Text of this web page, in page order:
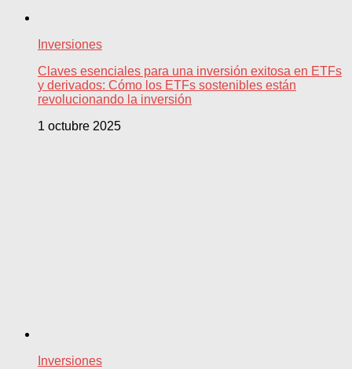
Inversiones
Claves esenciales para una inversión exitosa en ETFs
y derivados: Cómo los ETFs sostenibles están
revolucionando la inversión
1 octubre 2025
Inversiones